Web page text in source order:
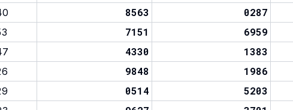
8563 0287
7151 6959
4330 1383
9848 1986
0514 5203